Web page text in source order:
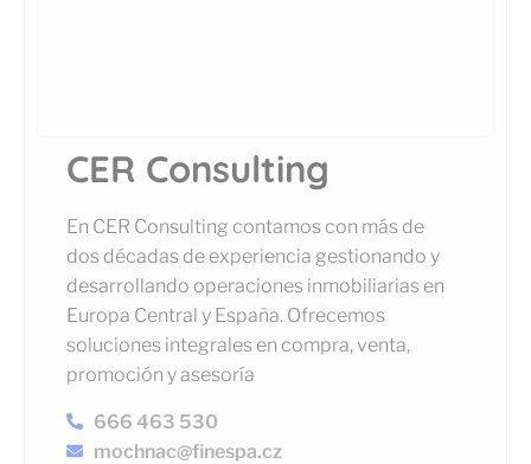
CER Consulting
En CER Consulting contamos con más de
dos décadas de experiencia gestionando y
desarrollando operaciones inmobiliarias en
Europa Central y España. Ofrecemos
soluciones integrales en compra, venta,
promoción y asesoría
666 463 530
mochnac@finespa.cz